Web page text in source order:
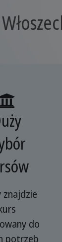
znajdzie
do
potrzeb